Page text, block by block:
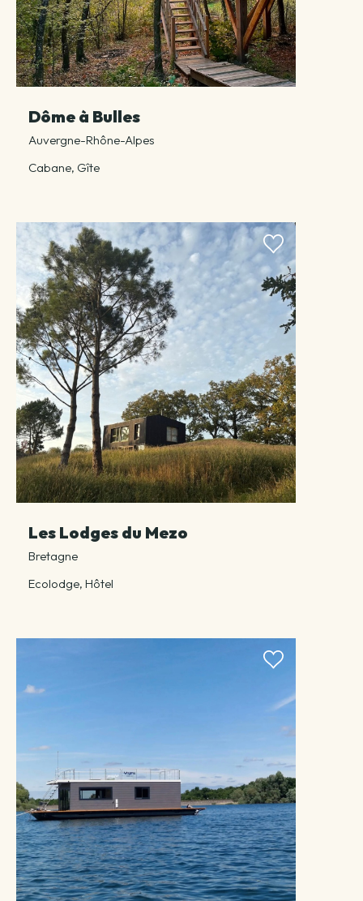
Dôme à Bulles
Auvergne-Rhône-Alpes
Cabane, Gîte
Les Lodges du Mezo
Bretagne
Ecolodge, Hôtel